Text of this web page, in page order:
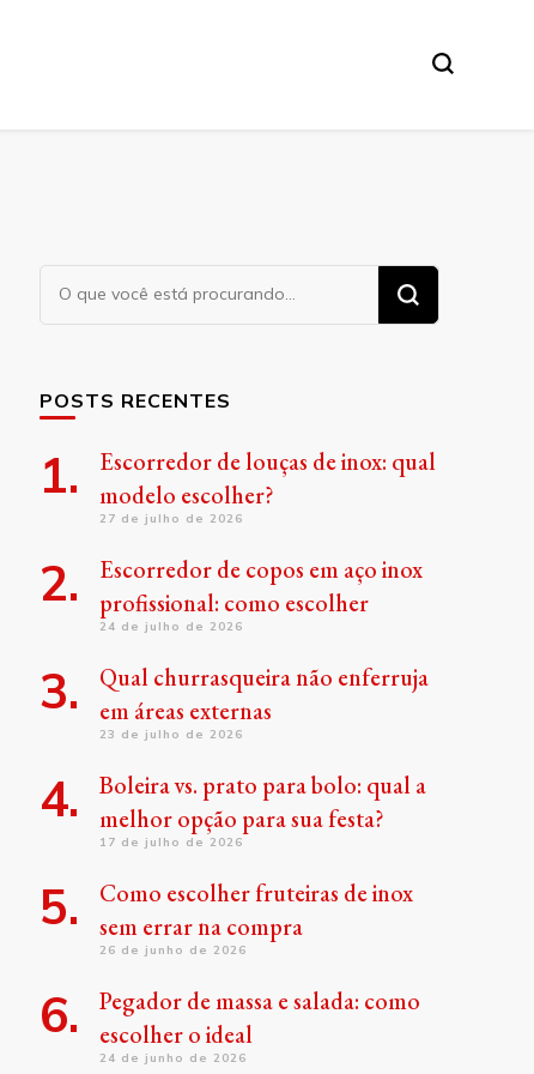
Procurando
algo?
POSTS RECENTES
Escorredor de louças de inox: qual
modelo escolher?
27 de julho de 2026
Escorredor de copos em aço inox
profissional: como escolher
24 de julho de 2026
Qual churrasqueira não enferruja
em áreas externas
23 de julho de 2026
Boleira vs. prato para bolo: qual a
melhor opção para sua festa?
17 de julho de 2026
Como escolher fruteiras de inox
sem errar na compra
26 de junho de 2026
Pegador de massa e salada: como
escolher o ideal
24 de junho de 2026